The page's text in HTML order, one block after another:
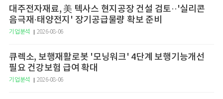
대주전자재료, 美 텍사스 현지공장 건설 검토··'실리콘
음극재·태양전지' 장기공급물량 확보 준비
기업분석 2026-08-06
큐렉소, 보행재활로봇 '모닝워크' 4단계 보행기능개선
필요 건강보험 급여 확대
기업분석 2026-08-06